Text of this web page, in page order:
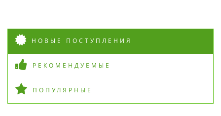
НОВЫЕ ПОСТУПЛЕНИЯ
РЕКОМЕНДУЕМЫЕ
ПОПУЛЯРНЫЕ